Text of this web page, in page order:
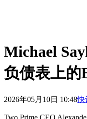
Michael
负债表上的
2026年05月10日 10:48快
Two Prime CEO